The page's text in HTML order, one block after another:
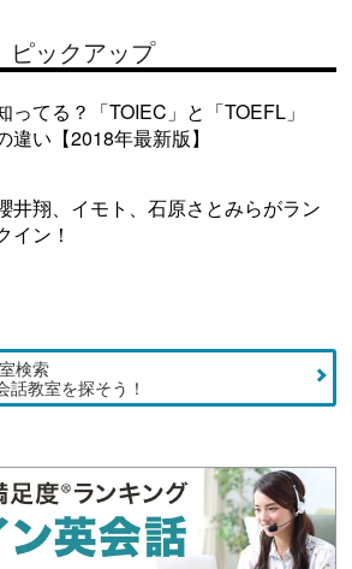
ピックアップ
ってる？「TOIEC」と「TOEFL」
違い【2018年最新版】
井翔、イモト、石原さとみらがラン
イン！
検索
話教室を探そう！